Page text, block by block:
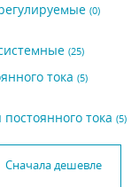
(0)
(25)
тока (5)
тока (5)
Сначала дешевле